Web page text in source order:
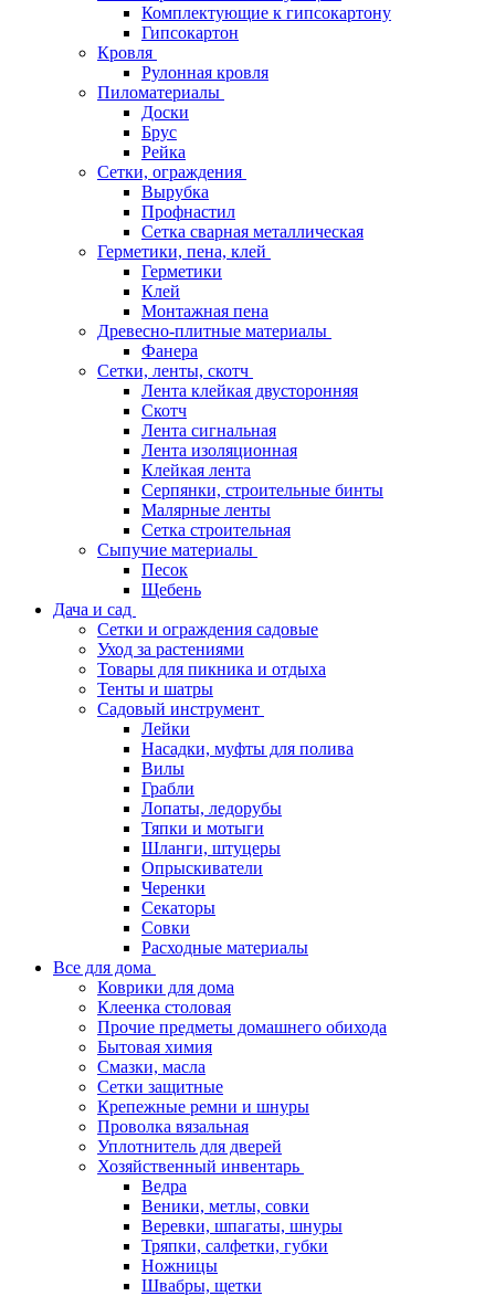
Комплектующие к гипсокартону
Гипсокартон
Кровля
Рулонная кровля
Пиломатериалы
Доски
Брус
Рейка
Сетки, ограждения
Вырубка
Профнастил
Сетка сварная металлическая
Герметики, пена, клей
Герметики
Клей
Монтажная пена
Древесно-плитные материалы
Фанера
Сетки, ленты, скотч
Лента клейкая двусторонняя
Скотч
Лента сигнальная
Лента изоляционная
Клейкая лента
Серпянки, строительные бинты
Малярные ленты
Сетка строительная
Сыпучие материалы
Песок
Щебень
Дача и сад
Сетки и ограждения садовые
Уход за растениями
Товары для пикника и отдыха
Тенты и шатры
Садовый инструмент
Лейки
Насадки, муфты для полива
Вилы
Грабли
Лопаты, ледорубы
Тяпки и мотыги
Шланги, штуцеры
Опрыскиватели
Черенки
Секаторы
Совки
Расходные материалы
Все для дома
Коврики для дома
Клеенка столовая
Прочие предметы домашнего обихода
Бытовая химия
Смазки, масла
Сетки защитные
Крепежные ремни и шнуры
Проволка вязальная
Уплотнитель для дверей
Хозяйственный инвентарь
Ведра
Веники, метлы, совки
Веревки, шпагаты, шнуры
Тряпки, салфетки, губки
Ножницы
Швабры, щетки